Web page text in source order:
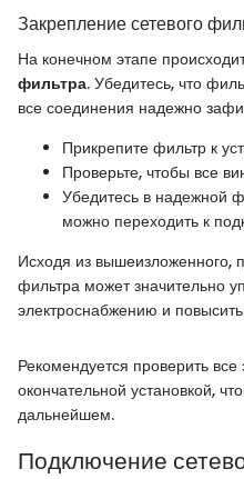
Закрепление сетевого
На конечном этапе
фильтра. Убедитесь, что
все соединения надежно
Прикрепите фильтр к
Проверьте, чтобы все
Убедитесь в надежной
можно переходить к
Исходя из вышеизложенного,
фильтра может значительно
электроснабжению и
Рекомендуется проверить
окончательной установкой,
дальнейшем.
Подключение